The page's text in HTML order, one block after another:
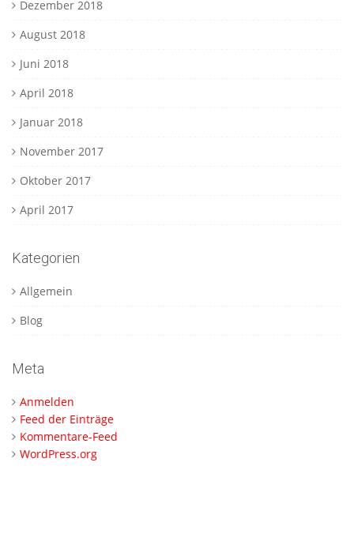
Dezember 2018
August 2018
Juni 2018
April 2018
Januar 2018
November 2017
Oktober 2017
April 2017
Kategorien
Allgemein
Blog
Meta
Anmelden
Feed der Einträge
Kommentare-Feed
WordPress.org